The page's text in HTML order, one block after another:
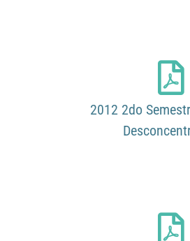
2012 2do